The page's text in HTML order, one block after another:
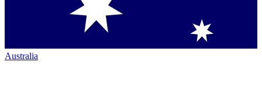
Australia